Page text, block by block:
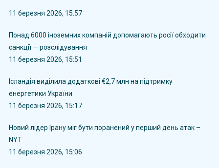
11 березня 2026, 15:57
Понад 6000 іноземних компаній допомагають росії обходити
санкції — розслідування
11 березня 2026, 15:51
Ісландія виділила додаткові €2,7 млн на підтримку
енергетики України
11 березня 2026, 15:17
Новий лідер Ірану міг бути поранений у перший день атак –
NYT
11 березня 2026, 15:06